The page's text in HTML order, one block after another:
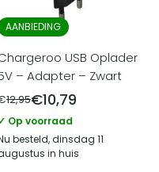
AANBIEDING
USB Oplader
– Adapter – Zwart
12,95€10,79
Op voorraad
besteld, dinsdag 11
in huis